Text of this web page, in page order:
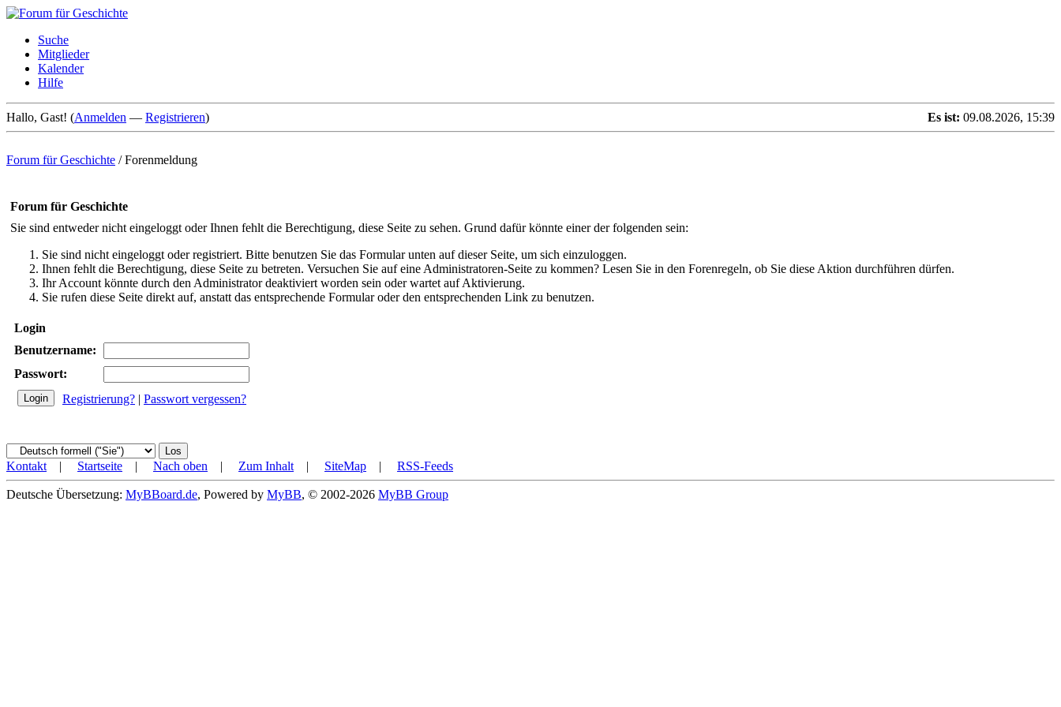
Suche
Mitglieder
Kalender
Hilfe
Es ist: 09.08.2026, 15:39
Hallo, Gast! (Anmelden — Registrieren)
Forum für Geschichte /Forenmeldung
Forum für Geschichte
Sie sind entweder nicht eingeloggt oder Ihnen fehlt die Berechtigung, diese Seite zu sehen. Grund dafür könnte einer der folgenden sein:
Sie sind nicht eingeloggt oder registriert. Bitte benutzen Sie das Formular unten auf dieser Seite, um sich einzuloggen.
Ihnen fehlt die Berechtigung, diese Seite zu betreten. Versuchen Sie auf eine Administratoren-Seite zu kommen? Lesen Sie in den Forenregeln, ob Sie diese Aktion durchführen dürfen.
Ihr Account könnte durch den Administrator deaktiviert worden sein oder wartet auf Aktivierung.
Sie rufen diese Seite direkt auf, anstatt das entsprechende Formular oder den entsprechenden Link zu benutzen.
Login
Benutzername:
Passwort:
Registrierung? | Passwort vergessen?
Kontakt | Startseite | Nach oben | Zum Inhalt | SiteMap | RSS-Feeds
Deutsche Übersetzung: MyBBoard.de, Powered by MyBB, © 2002-2026 MyBB Group